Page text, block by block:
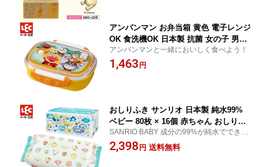
アンパンマン お弁当箱 黄色 電子レンジ
OK 食洗機OK 日本製 抗菌 女の子 男の
子 仕切り 幼稚園 保育園 子供用 AN抗菌
ロック式おべんとう箱280mL(Y) レック
アンパンマンと一緒においしく食べよう！
1,463 円
おしりふき サンリオ 日本製 純水99%
ベビー 80枚 × 16個 赤ちゃん おしり拭
き 無添加 レック かわいい
SANRIO BABY 成分の99%が純水でできた
日本製のおしりふき お尻ふき おしり拭き
キャラクター
2,398 円 送料無料